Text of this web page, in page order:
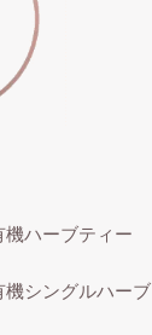
ハーブティー
シングルハーブ